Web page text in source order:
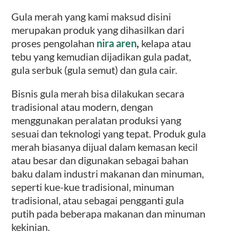
Gula merah yang kami maksud disini
merupakan produk yang dihasilkan dari
proses pengolahan nira aren, kelapa atau
tebu yang kemudian dijadikan gula padat,
gula serbuk (gula semut) dan gula cair.
Bisnis gula merah bisa dilakukan secara
tradisional atau modern, dengan
menggunakan peralatan produksi yang
sesuai dan teknologi yang tepat. Produk gula
merah biasanya dijual dalam kemasan kecil
atau besar dan digunakan sebagai bahan
baku dalam industri makanan dan minuman,
seperti kue-kue tradisional, minuman
tradisional, atau sebagai pengganti gula
putih pada beberapa makanan dan minuman
kekinian.